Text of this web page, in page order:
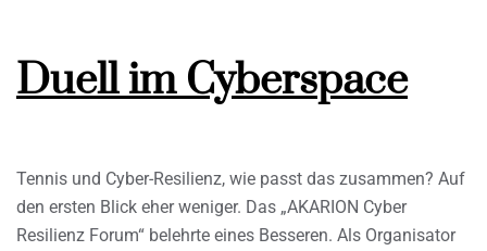
Duell im Cyberspace
Tennis und Cyber-Resilienz, wie passt das zusammen? Auf
den ersten Blick eher weniger. Das „AKARION Cyber
Resilienz Forum“ belehrte eines Besseren. Als Organisator